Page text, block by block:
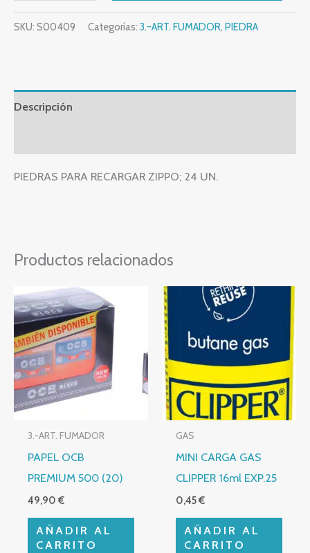
SKU: S00409 Categorías: 3.-ART. FUMADOR, PIEDRA
Descripción
PIEDRAS PARA RECARGAR ZIPPO; 24 UN.
Productos relacionados
3.-ART. FUMADOR
PAPEL OCB
PREMIUM 500 (20)
49,90€
AÑADIR AL
CARRITO
GAS
MINI CARGA GAS
CLIPPER 16ml EXP.25
0,45€
AÑADIR AL
CARRITO